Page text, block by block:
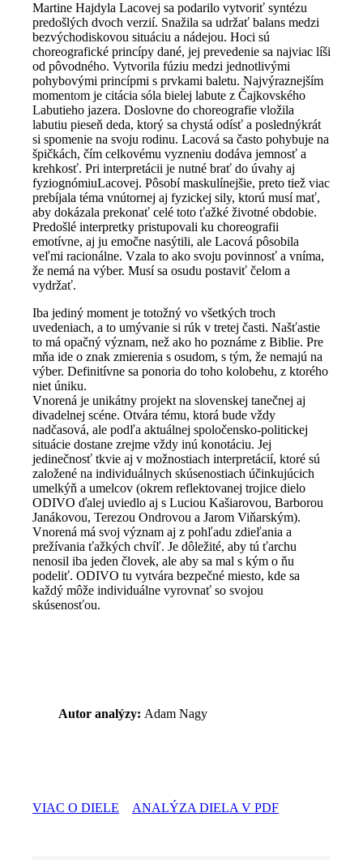
Martine Hajdyla Lacovej sa podarilo vytvoriť syntézu
predošlých dvoch verzií. Snažila sa udržať balans medzi
bezvýchodiskovou situáciu a nádejou. Hoci sú
choreografické princípy dané, jej prevedenie sa najviac líši
od pôvodného. Vytvorila fúziu medzi jednotlivými
pohybovými princípmi s prvkami baletu. Najvýraznejším
momentom je citácia sóla bielej labute z Čajkovského
Labutieho jazera. Doslovne do choreografie vložila
labutiu pieseň deda, ktorý sa chystá odísť a poslednýkrát
si spomenie na svoju rodinu. Lacová sa často pohybuje na
špičkách, čím celkovému vyzneniu dodáva jemnosť a
krehkosť. Pri interpretácii je nutné brať do úvahy aj
fyziognómiuLacovej. Pôsobí maskulínejšie, preto tiež viac
prebíjala téma vnútornej aj fyzickej sily, ktorú musí mať,
aby dokázala prekonať celé toto ťažké životné obdobie.
Predošlé interpretky pristupovali ku choreografii
emotívne, aj ju emočne nasýtili, ale Lacová pôsobila
veľmi racionálne. Vzala to ako svoju povinnosť a vníma,
že nemá na výber. Musí sa osudu postaviť čelom a
vydržať.
Iba jediný moment je totožný vo všetkých troch
uvedeniach, a to umývanie si rúk v tretej časti. Našťastie
to má opačný význam, než ako ho poznáme z Biblie. Pre
mňa ide o znak zmierenia s osudom, s tým, že nemajú na
výber. Definitívne sa ponoria do toho kolobehu, z ktorého
niet úniku.
Vnorená je unikátny projekt na slovenskej tanečnej aj
divadelnej scéne. Otvára tému, ktorá bude vždy
nadčasová, ale podľa aktuálnej spoločensko-politickej
situácie dostane zrejme vždy inú konotáciu. Jej
jedinečnosť tkvie aj v možnostiach interpretácií, ktoré sú
založené na individuálnych skúsenostiach účinkujúcich
umelkýň a umelcov (okrem reflektovanej trojice dielo
ODIVO ďalej uviedlo aj s Luciou Kašiarovou, Barborou
Janákovou, Terezou Ondrovou a Jarom Viňarským).
Vnorená má svoj význam aj z pohľadu zdieľania a
prežívania ťažkých chvíľ. Je dôležité, aby tú ťarchu
nenosil iba jeden človek, ale aby sa mal s kým o ňu
podeliť. ODIVO tu vytvára bezpečné miesto, kde sa
každý môže individuálne vyrovnať so svojou
skúsenosťou.
Autor analýzy: Adam Nagy
VIAC O DIELE ANALÝZA DIELA V PDF